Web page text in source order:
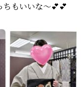
ちもいいな〜💕💕